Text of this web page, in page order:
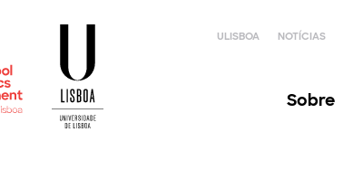
ULISBOA NOTÍCIAS
Sobre